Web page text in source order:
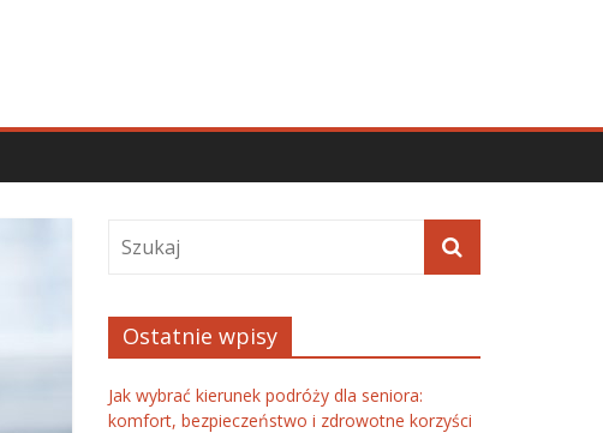
Ostatnie wpisy
Jak wybrać kierunek podróży dla seniora:
komfort, bezpieczeństwo i zdrowotne korzyści